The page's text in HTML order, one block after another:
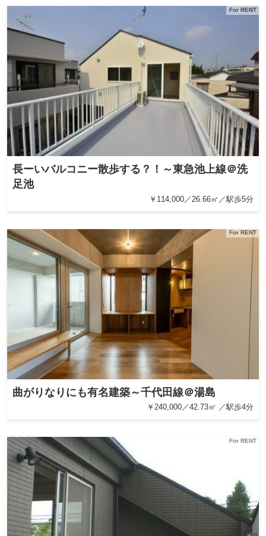
For RENT
長ーいバルコニー散歩する？！～東急池上線＠洗
足池
￥114,000／26.66㎡／駅歩5分
For RENT
曲がりなりにも有名建築～千代田線＠湯島
￥240,000／42.73㎡ ／駅歩4分
For RENT